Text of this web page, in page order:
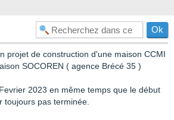
projet de construction d'une maison CCMI
SOCOREN ( agence Brécé 35 )
2023 en même temps que le début
toujours pas terminée.